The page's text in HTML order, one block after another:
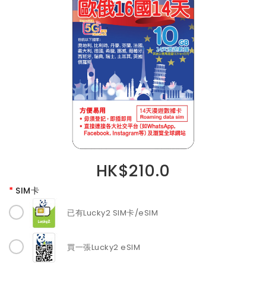
HK$210.0
SIM卡
已有Lucky2 SIM卡/eSIM
買一張Lucky2 eSIM